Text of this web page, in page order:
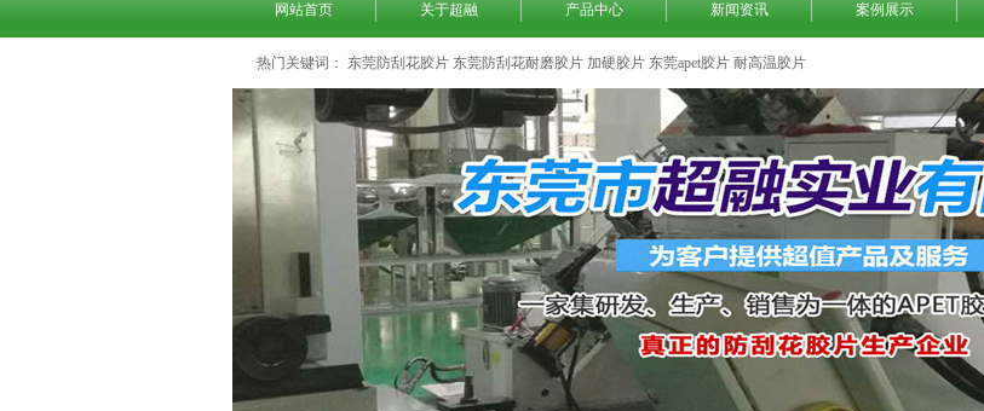
网站首页 关于超融 产品中心 新闻资讯 案例展示
热门关键词： 东莞防刮花胶片 东莞防刮花耐磨胶片 加硬胶片 东莞apet胶片 耐高温胶片